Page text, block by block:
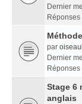
Dernier
Réponses
par
Dernier
Réponses
Stage 6
anglais